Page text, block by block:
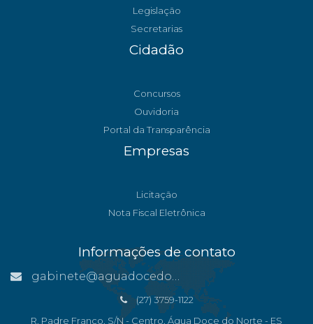
Legislação
Secretarias
Cidadão
Concursos
Ouvidoria
Portal da Transparência
Empresas
Licitação
Nota Fiscal Eletrônica
Informações de contato
gabinete@aguadocedonorte.es.gov.br
(27) 3759-1122
R. Padre Franco, S/N - Centro, Água Doce do Norte - ES